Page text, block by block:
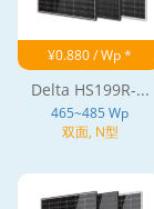
¥0.880 / Wp *
Delta HS199R-...
465~485 Wp
双面, N型